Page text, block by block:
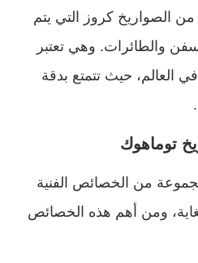
الصواريخ كروز التي يتم
والطائرات. وهي تعتبر
العالم، حيث تتمتع بدقة
توماهوك
من الخصائص الفنية
ومن أهم هذه الخصائص